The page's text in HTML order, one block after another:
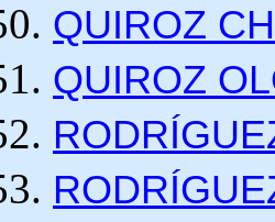
QUIROZ
QUIROZ